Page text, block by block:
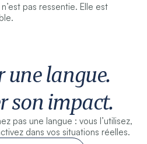
pas ressentie. Elle est
langue.
son impact.
pas une langue : vous l’utilisez,
dans vos situations réelles.